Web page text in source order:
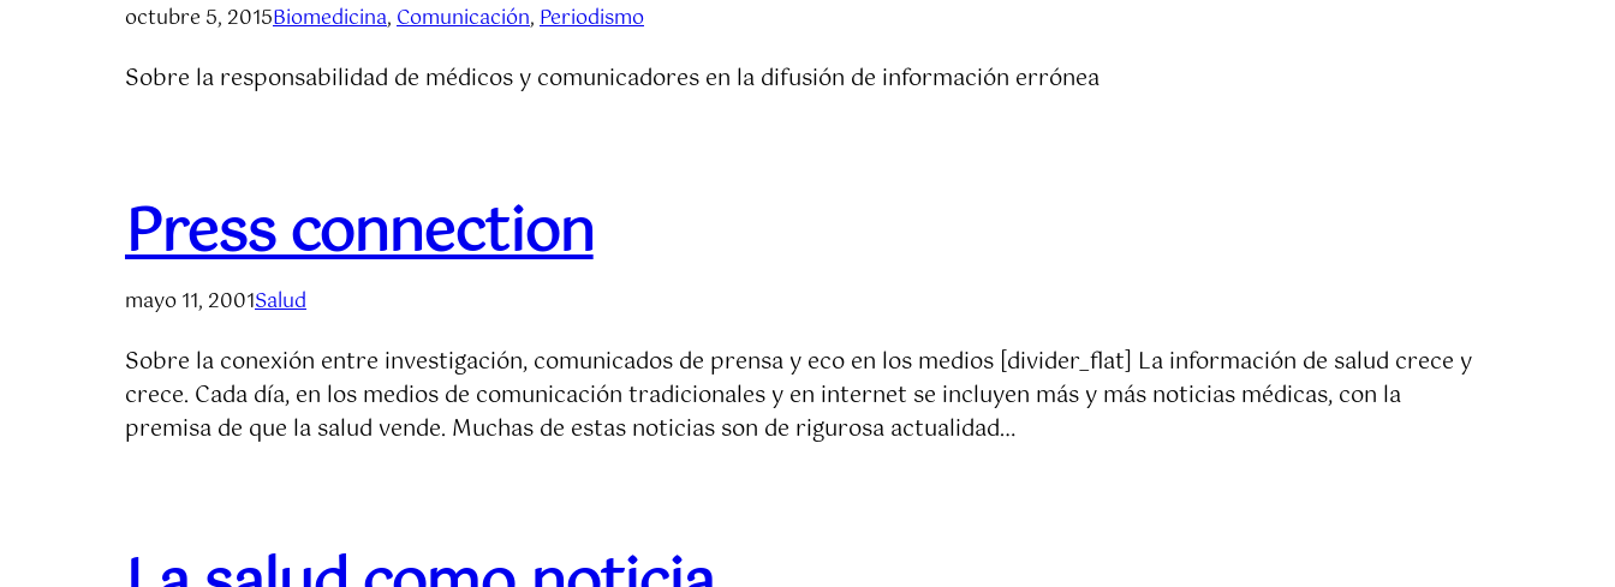
octubre 5, 2015Biomedicina, Comunicación, Periodismo
Sobre la responsabilidad de médicos y comunicadores en la difusión de información errónea
Press connection
mayo 11, 2001Salud
Sobre la conexión entre investigación, comunicados de prensa y eco en los medios [divider_flat] La información de salud crece y
crece. Cada día, en los medios de comunicación tradicionales y en internet se incluyen más y más noticias médicas, con la
premisa de que la salud vende. Muchas de estas noticias son de rigurosa actualidad…